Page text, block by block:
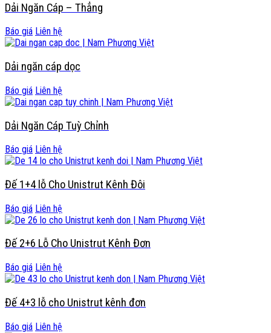
Dải Ngăn Cáp – Thẳng
Báo giá Liên hệ
Dải ngăn cáp dọc
Báo giá Liên hệ
Dải Ngăn Cáp Tuỳ Chỉnh
Báo giá Liên hệ
Đế 1+4 lỗ Cho Unistrut Kênh Đôi
Báo giá Liên hệ
Đế 2+6 Lỗ Cho Unistrut Kênh Đơn
Báo giá Liên hệ
Đế 4+3 lỗ cho Unistrut kênh đơn
Báo giá Liên hệ